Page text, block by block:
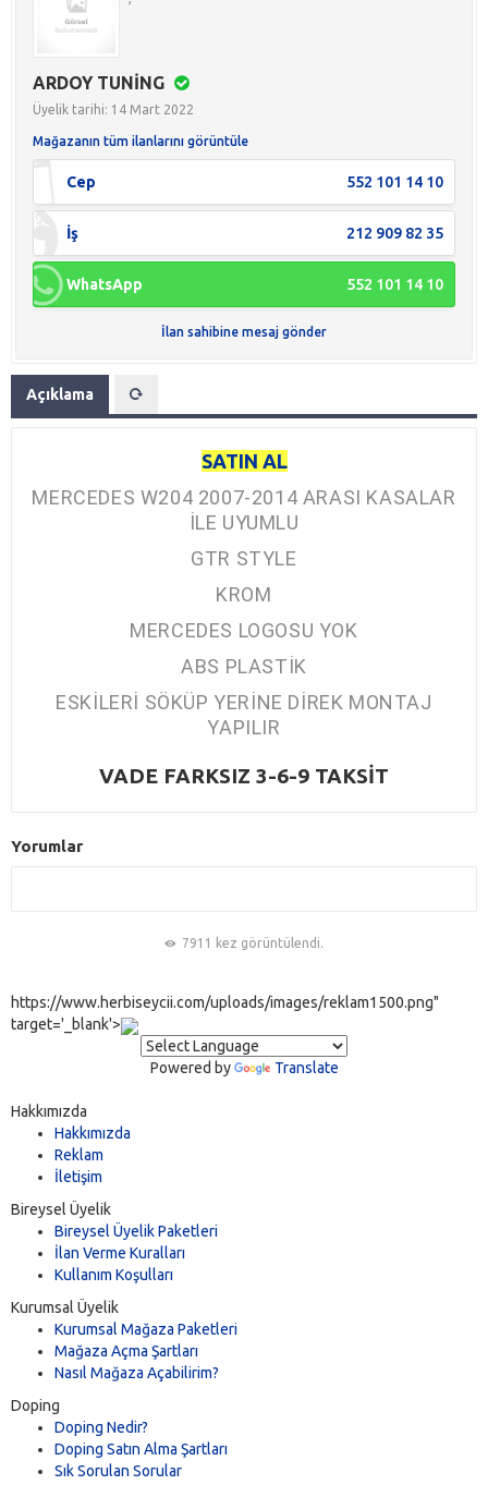
ARDOY TUNİNG
Üyelik tarihi: 14 Mart 2022
Mağazanın tüm ilanlarını görüntüle
Cep 552 101 14 10
İş 212 909 82 35
WhatsApp 552 101 14 10
İlan sahibine mesaj gönder
Açıklama
SATIN AL
MERCEDES W204 2007-2014 ARASI KASALAR
İLE UYUMLU
GTR STYLE
KROM
MERCEDES LOGOSU YOK
ABS PLASTİK
ESKİLERİ SÖKÜP YERİNE DİREK MONTAJ
YAPILIR
VADE FARKSIZ 3-6-9 TAKSİT
Yorumlar
7911 kez görüntülendi.
https://www.herbiseycii.com/uploads/images/reklam1500.png"
target='_blank'>
Powered by Translate
Hakkımızda
Hakkımızda
Reklam
İletişim
Bireysel Üyelik
Bireysel Üyelik Paketleri
İlan Verme Kuralları
Kullanım Koşulları
Kurumsal Üyelik
Kurumsal Mağaza Paketleri
Mağaza Açma Şartları
Nasıl Mağaza Açabilirim?
Doping
Doping Nedir?
Doping Satın Alma Şartları
Sık Sorulan Sorular